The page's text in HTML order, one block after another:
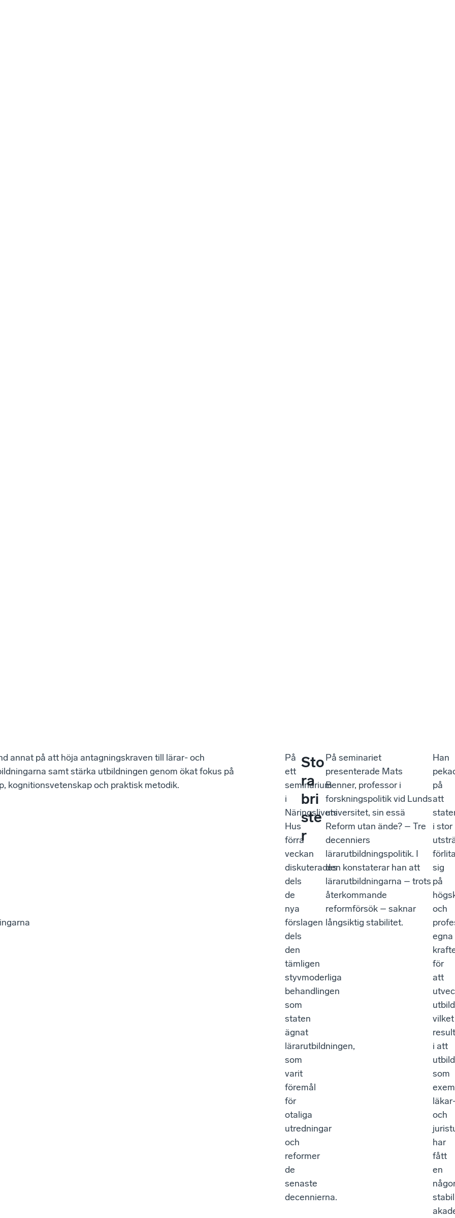
annat på att höja antagningskraven till lärar- och
samt stärka utbildningen genom ökat fokus på
kognitionsvetenskap och praktisk metodik.
På
ett
seminarium
i
Näringslivets
Hus
förra
veckan
diskuterades
dels
de
nya
förslagen
dels
den
tämligen
styvmoderliga
behandlingen
som
staten
ägnat
lärarutbildningen,
som
varit
föremål
för
otaliga
utredningar
och
reformer
de
senaste
decennierna.
Sto
ra
bri
ste
r
På seminariet
presenterade Mats
Benner, professor i
forskningspolitik vid Lunds
universitet, sin essä
Reform utan ände? – Tre
decenniers
lärarutbildningspolitik. I
den konstaterar han att
lärarutbildningarna – trots
återkommande
reformförsök – saknar
långsiktig stabilitet.
Han
på
att
i stor
sig
på
och
egna
för
att
vilket
i att
som
och
har
fått
en
stabil